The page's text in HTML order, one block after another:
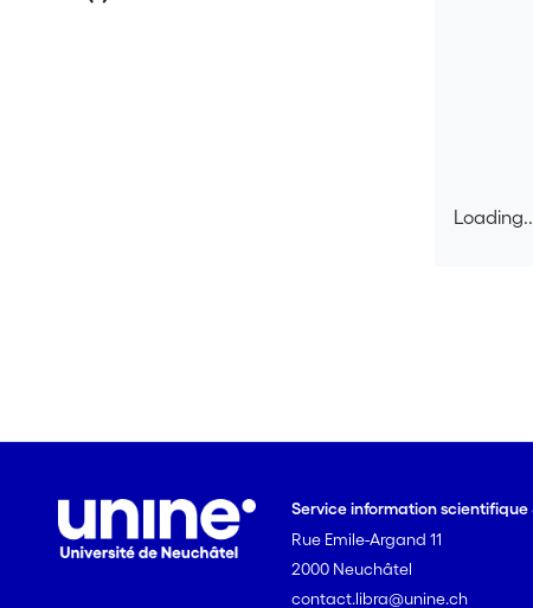
Service information
Rue Emile-Argand 11
2000 Neuchâtel
contact.libra@unine.ch